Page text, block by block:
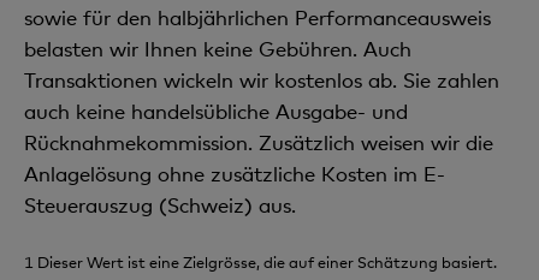
sowie für den halbjährlichen Performanceausweis
belasten wir Ihnen keine Gebühren. Auch
Transaktionen wickeln wir kostenlos ab. Sie zahlen
auch keine handelsübliche Ausgabe- und
Rücknahmekommission. Zusätzlich weisen wir die
Anlagelösung ohne zusätzliche Kosten im E-
Steuerauszug (Schweiz) aus.
1 Dieser Wert ist eine Zielgrösse, die auf einer Schätzung basiert.